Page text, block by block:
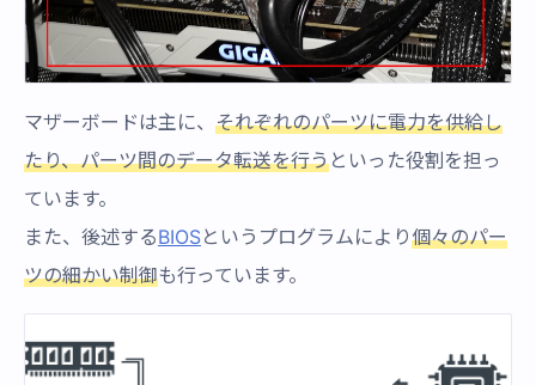
マザーボードは主に、 それぞれのパーツに電力を供給し
たり、パーツ間のデータ転送を行うといった役割を担っ
ています。
また、後述するBIOSというプログラムにより個々のパー
ツの細かい制御も行っています。